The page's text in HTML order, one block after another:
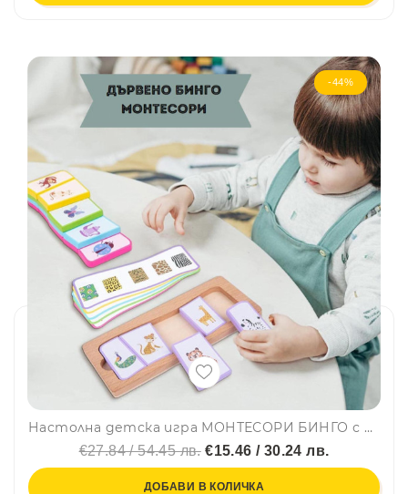
-44%
Настолна детска игра МОНТЕСОРИ БИНГО с флаш карти за развиване на бързина, точност и креативност YJH12, BF23
€27.84 / 54.45 лв.€15.46 / 30.24 лв.
ДОБАВИ В КОЛИЧКА